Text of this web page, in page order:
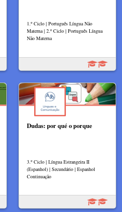
1.º Ciclo | Português Língua Não
Materna | 2.º Ciclo | Português Língua
Não Materna
Dudas: por qué o porque
3.º Ciclo | Língua Estrangeira II
(Espanhol) | Secundário | Espanhol
Continuação